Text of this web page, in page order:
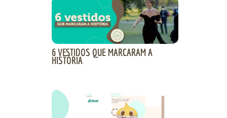
6 VESTIDOS QUE MARCARAM A
HISTÓRIA